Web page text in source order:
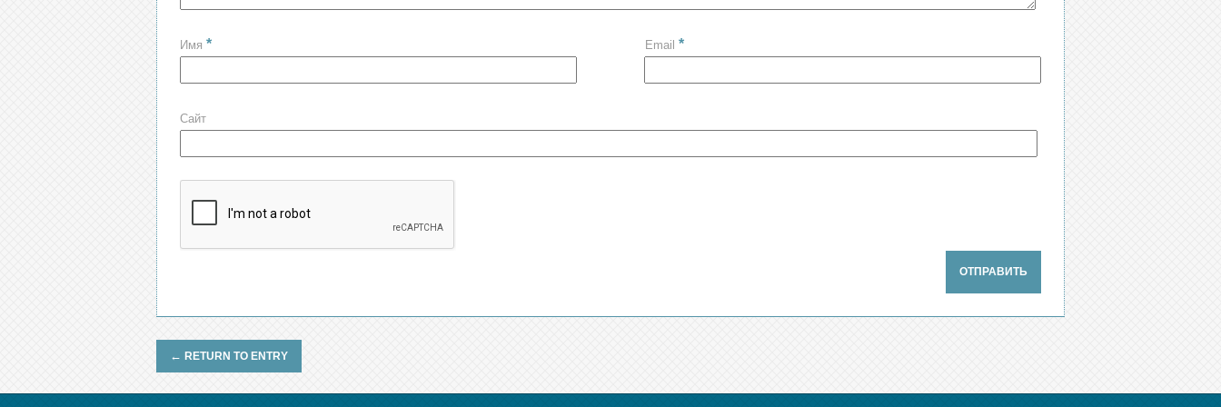
Имя * Email*
Сайт
← RETURN TO ENTRY